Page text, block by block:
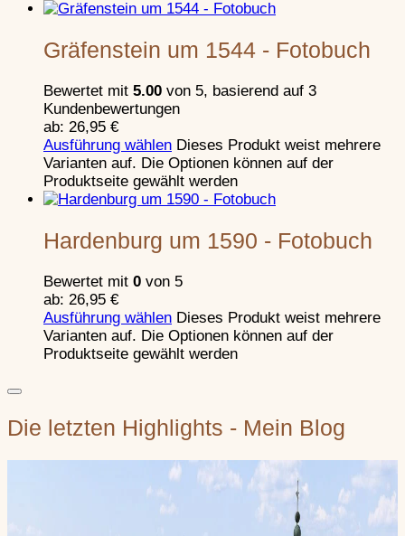
Hochmittelalter
Handfeuerwaffen
Gräfenstein um 1544 - Fotobuch
Bewertet mit 5.00 von 5, basierend auf 3
Kundenbewertungen
ab: 26,95 €
Ausführung wählen Dieses Produkt weist mehrere
Varianten auf. Die Optionen können auf der
Produktseite gewählt werden
Hardenburg um 1590 - Fotobuch
Bewertet mit 0 von 5
ab: 26,95 €
Ausführung wählen Dieses Produkt weist mehrere
Varianten auf. Die Optionen können auf der
Produktseite gewählt werden
Die letzten Highlights - Mein Blog